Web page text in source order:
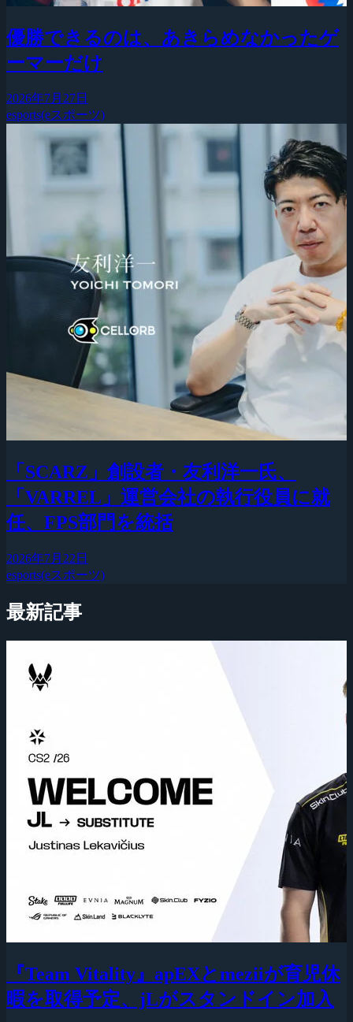
優勝できるのは、あきらめなかったゲ
ーマーだけ
2026年7月27日
esports(eスポーツ)
「SCARZ」創設者・友利洋一氏、
「VARREL」運営会社の執行役員に就
任、FPS部門を統括
2026年7月22日
esports(eスポーツ)
最新記事
『Team Vitality』apEXとmeziiが育児休
暇を取得予定、jLがスタンドイン加入